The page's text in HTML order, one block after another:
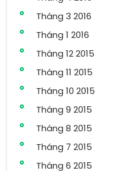
Tháng 3 2016
Tháng 1 2016
Tháng 12 2015
Tháng 11 2015
Tháng 10 2015
Tháng 9 2015
Tháng 8 2015
Tháng 7 2015
Tháng 6 2015